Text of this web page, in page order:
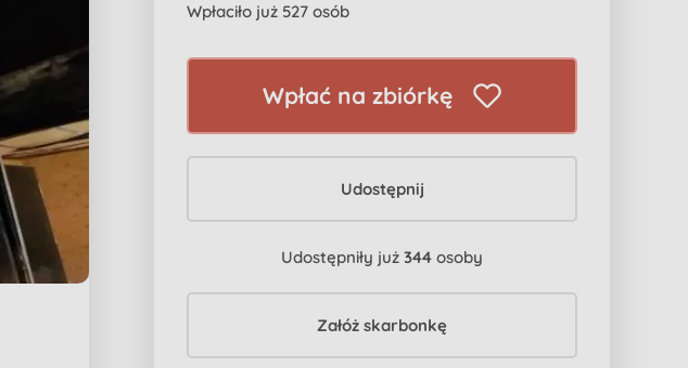
Wpłaciło już 527 osób
Wpłać na zbiórkę
Udostępnij
Udostępniły już 344 osoby
Załóż skarbonkę